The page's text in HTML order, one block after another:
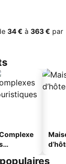
‎34 € à ‎363 € par